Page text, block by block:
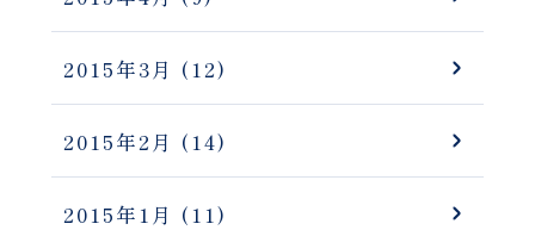
2015年3月 (12)
2015年2月 (14)
2015年1月 (11)